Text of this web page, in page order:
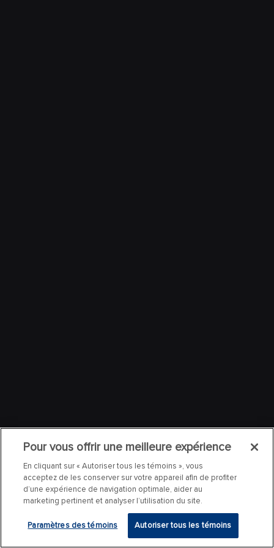
Pour vous offrir une meilleure expérience
En cliquant sur « Autoriser tous les témoins », vous
acceptez de les conserver sur votre appareil afin de profiter
d’une expérience de navigation optimale, aider au
marketing pertinent et analyser l’utilisation du site.
Paramètres des témoins Autoriser tous les témoins